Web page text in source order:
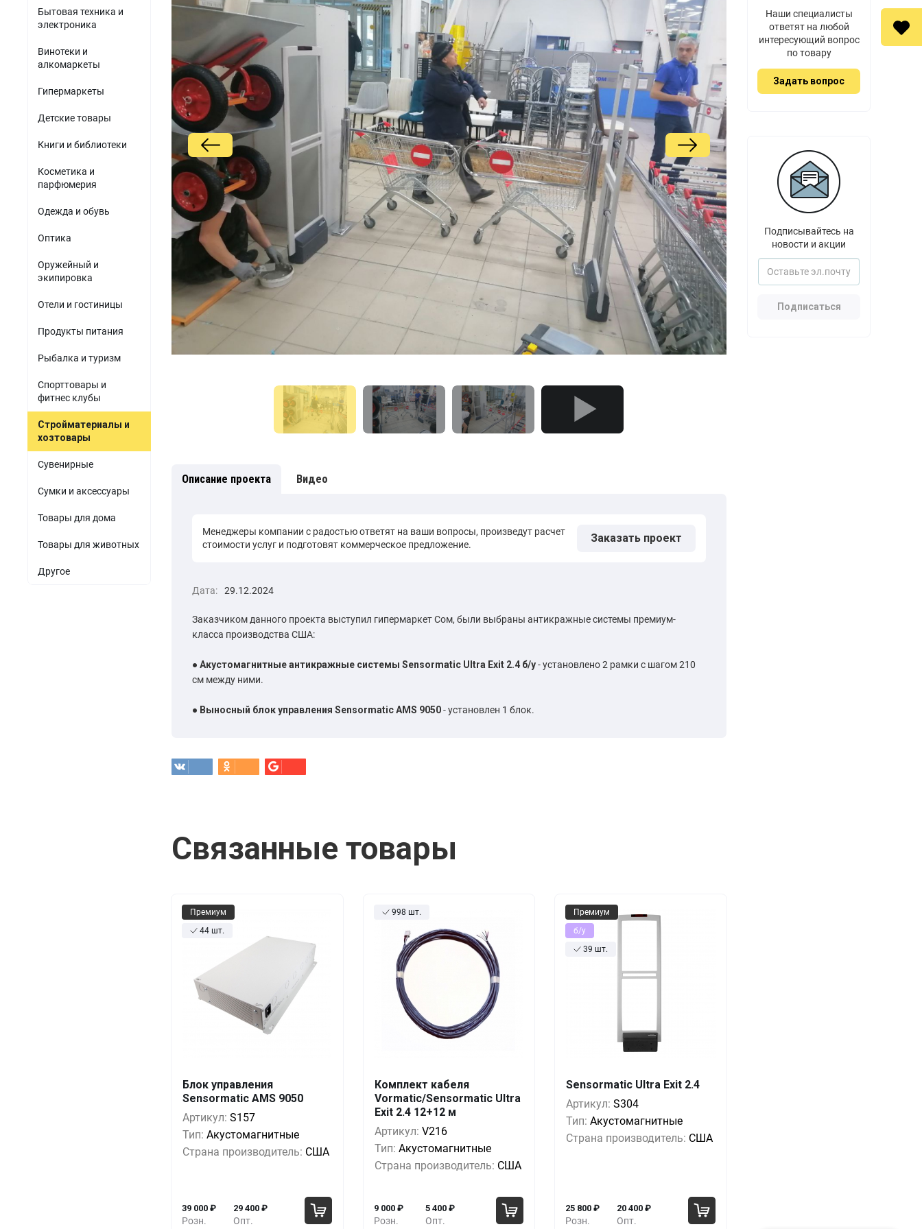
парфюмерия
Одежда и обувь
Оптика
Товары для дома
Товары для животных
Другое
Мини-ПК
Источники питания
Электронные компоненты
Б/У товары
ПО для торговли
Акустомагнитные детекторы
Гибридные видеорегистраторы
Бытовая техника и
электроника
Винотеки и
алкомаркеты
Гипермаркеты
Детские товары
Книги и библиотеки
Косметика и
парфюмерия
Одежда и обувь
Оптика
Оружейный и
экипировка
Отели и гостиницы
Продукты питания
Рыбалка и туризм
Спорттовары и
фитнес клубы
Стройматериалы и
хозтовары
Сувенирные
Сумки и аксессуары
Товары для дома
Товары для животных
Другое
Описание проекта Видео
Менеджеры компании с радостью ответят на ваши вопросы, произведут расчет
стоимости услуг и подготовят коммерческое предложение.
Заказать проект
Дата: 29.12.2024
Заказчиком данного проекта выступил гипермаркет Сом, были выбраны антикражные системы премиум-
класса производства США:
● Акустомагнитные антикражные системы Sensormatic Ultra Exit 2.4 б/у- установлено 2 рамки с шагом 210
см между ними.
● Выносный блок управления Sensormatic AMS 9050- установлен 1 блок.
Связанные товары
Премиум
44 шт.
Блок управления
Sensormatic AMS 9050
Артикул: S157
Тип: Акустомагнитные
Страна производитель: США
Розн.
39 000 ₽
Опт.
29 400 ₽
Кол-во Выгода За 1 шт.
1+ 0%
35 400 ₽
998 шт.
Комплект кабеля
Vormatic/Sensormatic Ultra
Exit 2.4 12+12 м
Артикул: V216
Тип: Акустомагнитные
Страна производитель: США
Розн.
9 000 ₽
Опт.
5 400 ₽
Кол-во Выгода За 1 шт.
5+ -6% 8 400
10+ -13% 7 800₽
Премиум
б/у
39 шт.
Sensormatic Ultra Exit 2.4
Артикул:S304
Тип:Акустомагнитные
Страна производитель: США
Розн.
25 800 ₽
Опт.
20 400 ₽
1+ 0% 25 800
5+
Наши специалисты
ответят на любой
интересующий вопрос
по товару
Задать вопрос
Подписывайтесь на
новости и акции
Подписаться